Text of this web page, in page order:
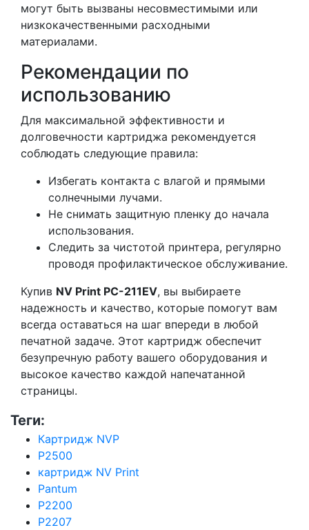
могут быть вызваны несовместимыми или
низкокачественными расходными
материалами.
Рекомендации по
использованию
Для максимальной эффективности и
долговечности картриджа рекомендуется
соблюдать следующие правила:
Избегать контакта с влагой и прямыми
солнечными лучами.
Не снимать защитную пленку до начала
использования.
Следить за чистотой принтера, регулярно
проводя профилактическое обслуживание.
Купив NV Print PC-211EV, вы выбираете
надежность и качество, которые помогут вам
всегда оставаться на шаг впереди в любой
печатной задаче. Этот картридж обеспечит
безупречную работу вашего оборудования и
высокое качество каждой напечатанной
страницы.
Теги:
Картридж NVP
P2500
картридж NV Print
Pantum
P2200
P2207